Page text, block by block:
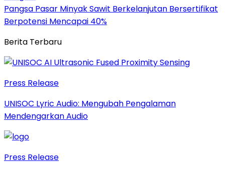
Pangsa Pasar Minyak Sawit Berkelanjutan Bersertifikat
Berpotensi Mencapai 40%
Berita Terbaru
Press Release
UNISOC Lyric Audio: Mengubah Pengalaman
Mendengarkan Audio
Press Release